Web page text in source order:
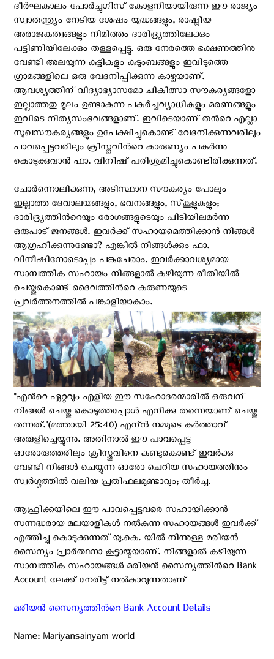
ദീര്‍ഘകാലം പോര്‍ച്ചുഗീസ് കോളനിയായിരുന്ന ഈ രാജ്യം
സ്വാതന്ത്ര്യം നേടിയ ശേഷം യുദ്ധങ്ങളും, രാഷ്ട്രീയ
അരാജകത്വങ്ങളും നിമിത്തം ദാരിദ്ര്യത്തിലേക്കും
പട്ടിണിയിലേക്കും തള്ളപ്പെട്ടു. ഒരു നേരത്തെ ഭക്ഷണത്തിനു
വേണ്ടി അലയുന്ന കുട്ടികളും കുടുംബങ്ങളും ഇവിടുത്തെ
ഗ്രാമങ്ങളിലെ ഒരു വേദനിപ്പിക്കുന്ന കാഴ്ചയാണ്.
ആവശ്യത്തിന് വിദ്യാഭ്യാസമോ ചികിത്സാ സൗകര്യങ്ങളോ
ഇല്ലാത്തതു മൂലം ഉണ്ടാകുന്ന പകര്‍ച്ചവ്യാധികളും മരണങ്ങളും
ഇവിടെ നിത്യസംഭവങ്ങളാണ്. ഇവിടെയാണ് തന്‍റെ എല്ലാ
സുഖസൗകര്യങ്ങളും ഉപേക്ഷിച്ചുകൊണ്ട് വേദനിക്കുന്നവരിലും
പാവപ്പെട്ടവരിലും ക്രിസ്തുവിന്‍റെ കാരുണ്യം പകര്‍ന്നു
കൊടുക്കുവാന്‍ ഫാ. വിനീഷ് പരിശ്രമിച്ചുകൊണ്ടിരിക്കുന്നത്.
ചോര്‍ന്നൊലിക്കുന്ന, അടിസ്ഥാന സൗകര്യം പോലും
ഇല്ലാത്ത ദേവാലയങ്ങളും, ഭവനങ്ങളും, സ്‌കൂളുകളും;
ദാരിദ്ര്യത്തിന്‍റെയും രോഗങ്ങളുടെയും പിടിയിലമര്‍ന്ന
ഒരുപാട് ജനങ്ങള്‍. ഇവര്‍ക്ക് സഹായമെത്തിക്കാൻ നിങ്ങള്‍
ആഗ്രഹിക്കുന്നുണ്ടോ? എങ്കില്‍ നിങ്ങള്‍ക്കും ഫാ.
വിനീഷിനോടൊപ്പം പങ്കുചേരാം. ഇവര്‍ക്കാവശ്യമായ
സാമ്പത്തിക സഹായം നിങ്ങളാല്‍ കഴിയുന്ന രീതിയില്‍
ചെയ്തുകൊണ്ട് ദൈവത്തിന്‍റെ കരുണയുടെ
പ്രവര്‍ത്തനത്തില്‍ പങ്കാളിയാകാം.
"എന്‍റെ ഏറ്റവും എളിയ ഈ സഹോദരന്മാരില്‍ ഒരുവന്
നിങ്ങള്‍ ചെയ്തു കൊടുത്തപ്പോള്‍ എനിക്കു തന്നെയാണ് ചെയ്തു
തന്നത്."(മത്തായി 25:40) എന്ന്‍ നമ്മുടെ കര്‍ത്താവ്
അരുളിച്ചെയ്യുന്നു. അതിനാല്‍ ഈ പാവപ്പെട്ട
ഓരോരുത്തരിലും ക്രിസ്തുവിനെ കണ്ടുകൊണ്ട് ഇവര്‍ക്കു
വേണ്ടി നിങ്ങള്‍ ചെയ്യുന്ന ഓരോ ചെറിയ സഹായത്തിനും
സ്വര്‍ഗ്ഗത്തില്‍ വലിയ പ്രതിഫലമുണ്ടാവും; തീര്‍ച്ച.
ആഫ്രിക്കയിലെ ഈ പാവപ്പെട്ടവരെ സഹായിക്കാന്‍
സന്നദ്ധരായ മലയാളികള്‍ നല്‍കുന്ന സഹായങ്ങള്‍ ഇവര്‍ക്ക്
എത്തിച്ചു കൊടുക്കുന്നത് യു.കെ. യില്‍ നിന്നുള്ള മരിയന്‍
സൈന്യം പ്രാര്‍ത്ഥനാ കൂട്ടായ്മയാണ്. നിങ്ങളാല്‍ കഴിയുന്ന
സാമ്പത്തിക സഹായങ്ങള്‍ മരിയന്‍ സൈന്യത്തിന്‍റെ Bank
Account ലേക്ക് നേരിട്ട് നല്‍കാവുന്നതാണ്
മരിയന്‍ സൈന്യത്തിന്‍റെ Bank Account Details
Name: Mariyansainyam world